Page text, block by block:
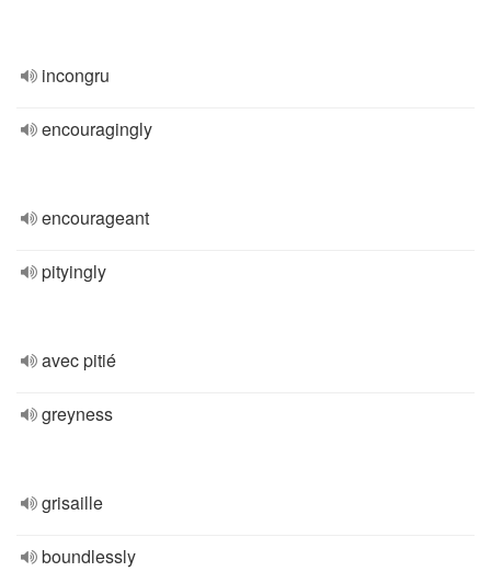
incongru
encouragingly
encourageant
pityingly
avec pitié
greyness
grisaille
boundlessly